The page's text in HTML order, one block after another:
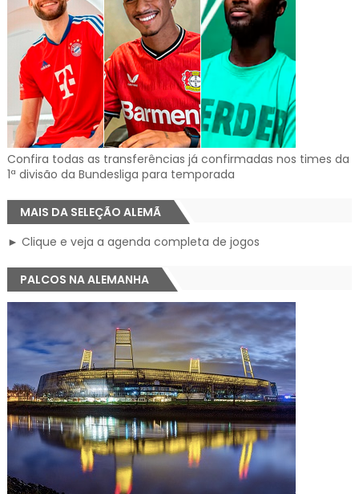
Confira todas as transferências já confirmadas nos times da
1ª divisão da Bundesliga para temporada
MAIS DA SELEÇÃO ALEMÃ
► Clique e veja a agenda completa de jogos
PALCOS NA ALEMANHA